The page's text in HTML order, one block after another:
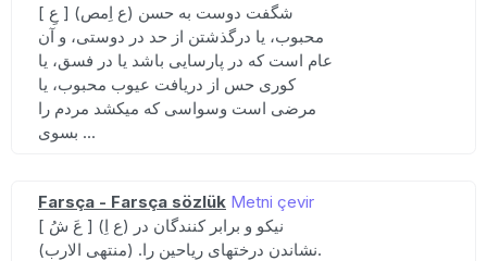
[ عِ ] (ع اِمص) شگفت دوست به حسن
محبوب، یا درگذشتن از حد در دوستی، و آن
عام است که در پارسایی باشد یا در فسق، یا
کوری حس از دریافت عیوب محبوب، یا
مرضی است وسواسی که میکشد مردم را
بسوی ...
Farsça - Farsça sözlük Metni çevir
[ عَ شُ ] (ع اِ) نیکو و برابر کنندگان در
نشاندن درختهای ریاحین را. (منتهی الارب).